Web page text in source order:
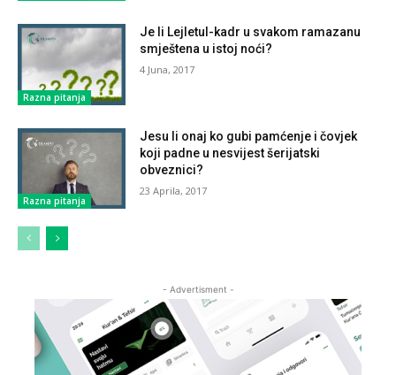
Razna pitanja
Je li Lejletul-kadr u svakom ramazanu
smještena u istoj noći?
4 Juna, 2017
Razna pitanja
Jesu li onaj ko gubi pamćenje i čovjek
koji padne u nesvijest šerijatski
obveznici?
23 Aprila, 2017
- Advertisment -